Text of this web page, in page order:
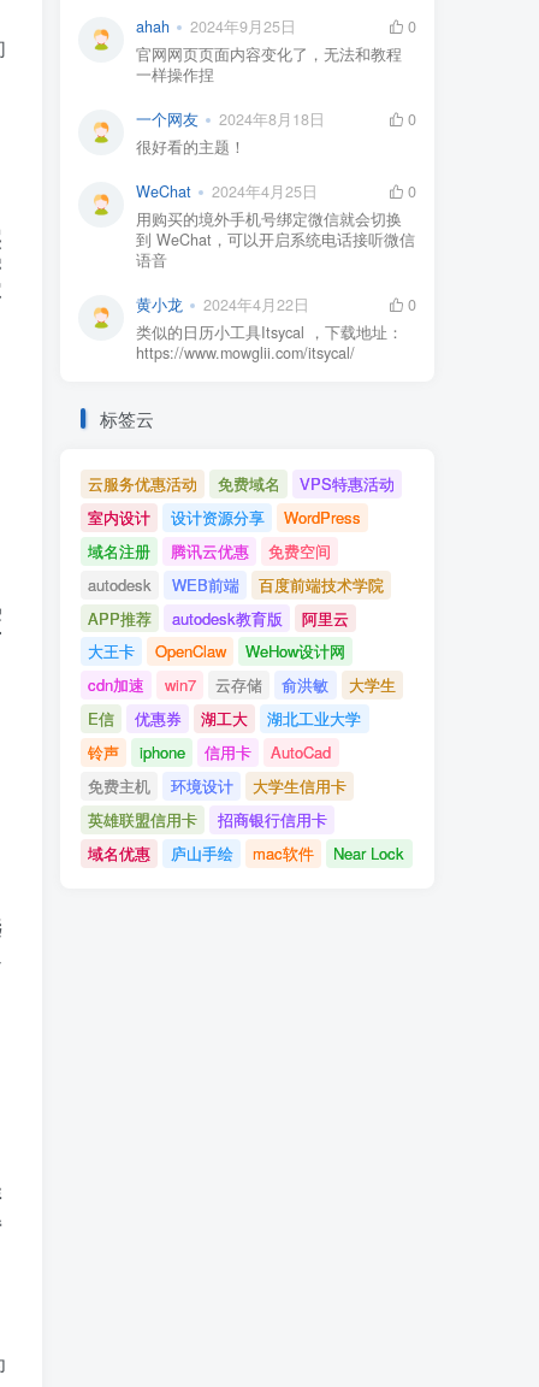
ahah 2024年9月25日
0
官网网页页面内容变化了，无法和教程
一样操作捏
一个网友 2024年8月18日
0
很好看的主题！
WeChat 2024年4月25日
0
用购买的境外手机号绑定微信就会切换
到 WeChat，可以开启系统电话接听微信
语音
黄小龙 2024年4月22日
0
类似的日历小工具Itsycal ，下载地址：
https://www.mowglii.com/itsycal/
标签云
云服务优惠活动 免费域名
VPS特惠活动
室内设计
设计资源分享
WordPress
域名注册
腾讯云优惠
免费空间
autodesk
WEB前端
百度前端技术学院
APP推荐
autodesk教育版
阿里云
大王卡
OpenClaw
WeHow设计网
cdn加速
win7 云存储 俞洪敏
大学生
E信
优惠券 湖工大
湖北工业大学
铃声
iphone 信用卡
AutoCad
免费主机
环境设计
大学生信用卡
英雄联盟信用卡
招商银行信用卡
域名优惠
庐山手绘 mac软件 Near Lock